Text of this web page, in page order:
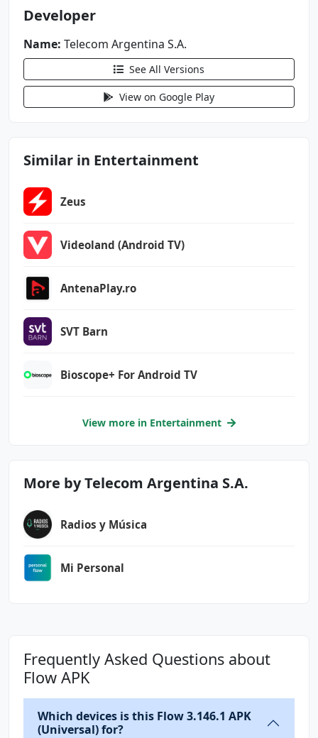
android.permission.POST_NOTIFICATIONS
android.permission.READ_APP_BADGE
android.permission.READ_EXTERNAL_STORAGE
android.permission.RECEIVE_BOOT_COMPLETED
android.permission.USE_BIOMETRIC
android.permission.WRITE_EXTERNAL_STORAGE
ar.com.cablevision.attv.android.myminerva.DYN
AMIC_RECEIVER_NOT_EXPORTED_PERMISSION
ar.com.cablevision.attv.android.myminerva.per
mission.C2D_MESSAGE
ar.com.cablevision.attv.android.myminerva.per
ar.com.cablevision.attv.android.myminerva.per
EAD_GSERVICES
com.htc.launcher.permission.READ_SETTINGS
com.htc.launcher.permission.UPDATE_SHORTCUT
ETTINGS
com.huawei.android.launcher.permission.WRITE_
SETTINGS
Developer
Name: Telecom Argentina S.A.
See All Versions
View on Google Play
Similar in Entertainment
Zeus
Videoland (Android TV)
AntenaPlay.ro
SVT Barn
Bioscope+ For Android TV
View more in Entertainment
More by Telecom Argentina S.A.
Radios y Música
Mi Personal
Frequently Asked Questions about
Flow APK
Which devices is this Flow 3.146.1 APK
(Universal) for?